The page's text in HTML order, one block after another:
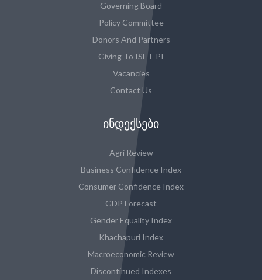
Governing Board
Policy Committee
Donors And Partners
Giving To ISET-PI
Vacancies
Contact Us
ᲘᲜᲓᲔᲥᲡᲔᲑᲘ
Agri Review
Business Confidence Index
Consumer Confidence Index
GDP Forecast
Gender Equality Index
Khachapuri Index
Macroeconomic Review
Discontinued Indexes